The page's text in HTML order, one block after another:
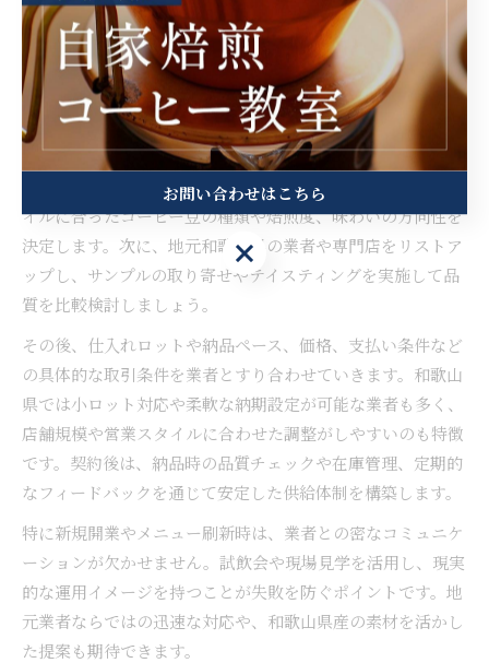
業務用としてコーヒー仕入れを成
功させる方法
コーヒーの業務用仕入れで押さえるべき流れ
業務用コーヒーの仕入れを成功させるためには、明確な流れ
を押さえることが重要です。まず、自店舗の客層や提供スタ
イルに合ったコーヒー豆の種類や焙煎度、味わいの方向性を
決定します。次に、地元和歌山県の業者や専門店をリストア
ップし、サンプルの取り寄せやテイスティングを実施して品
質を比較検討しましょう。
その後、仕入れロットや納品ペース、価格、支払い条件など
の具体的な取引条件を業者とすり合わせていきます。和歌山
県では小ロット対応や柔軟な納期設定が可能な業者も多く、
店舗規模や営業スタイルに合わせた調整がしやすいのも特徴
です。契約後は、納品時の品質チェックや在庫管理、定期的
なフィードバックを通じて安定した供給体制を構築します。
特に新規開業やメニュー刷新時は、業者との密なコミュニケ
ーションが欠かせません。試飲会や現場見学を活用し、現実
的な運用イメージを持つことが失敗を防ぐポイントです。地
元業者ならではの迅速な対応や、和歌山県産の素材を活かし
た提案も期待できます。
お問い合わせはこちら
お問い合わせはこちら